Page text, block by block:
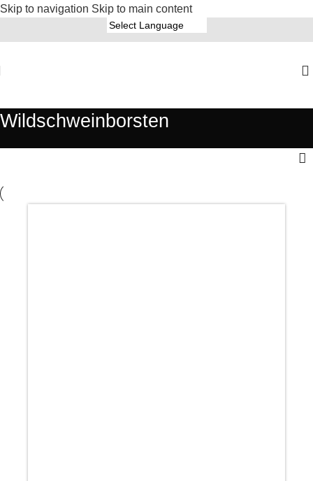
Skip to navigation Skip to main content
Wildschweinborsten